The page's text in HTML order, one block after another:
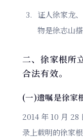
证人徐家龙
物是徐志山搭
二、徐家根所
合法有效。
(一)遗嘱是徐家
2014 年 10 月 28
录上载明的徐家